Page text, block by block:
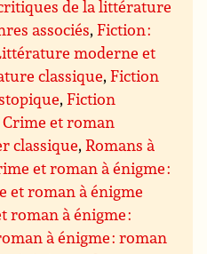
de la littérature
associés,Fiction :
moderne et
classique,Fiction
,Fiction
Crime et roman
classique,Romans à
et roman à énigme :
et roman à énigme
roman à énigme :
à énigme : roman